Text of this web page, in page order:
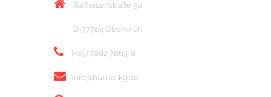
Raiffeisenstraße 9a
D-77704 Oberkirch
(+49) 7802 7063-0
info@hurrle-kg.de